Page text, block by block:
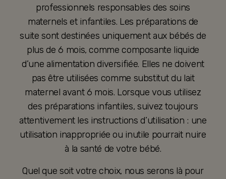
professionnels responsables des soins
maternels et infantiles. Les préparations de
suite sont destinées uniquement aux bébés de
plus de 6 mois, comme composante liquide
d’une alimentation diversifiée. Elles ne doivent
pas être utilisées comme substitut du lait
maternel avant 6 mois. Lorsque vous utilisez
des préparations infantiles, suivez toujours
attentivement les instructions d’utilisation : une
utilisation inappropriée ou inutile pourrait nuire
à la santé de votre bébé.
Quel que soit votre choix, nous serons là pour